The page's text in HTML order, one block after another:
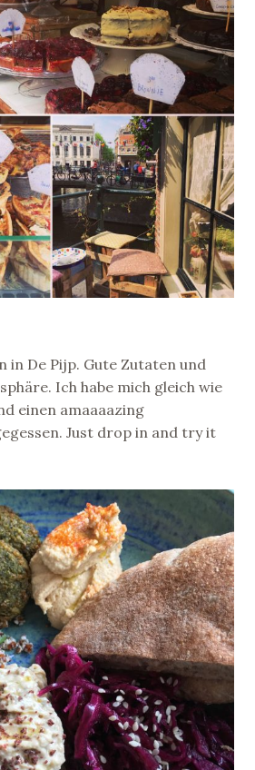
in De Pijp. Gute Zutaten und
Ich habe mich gleich wie
einen amaaaazing
Just drop in and try it